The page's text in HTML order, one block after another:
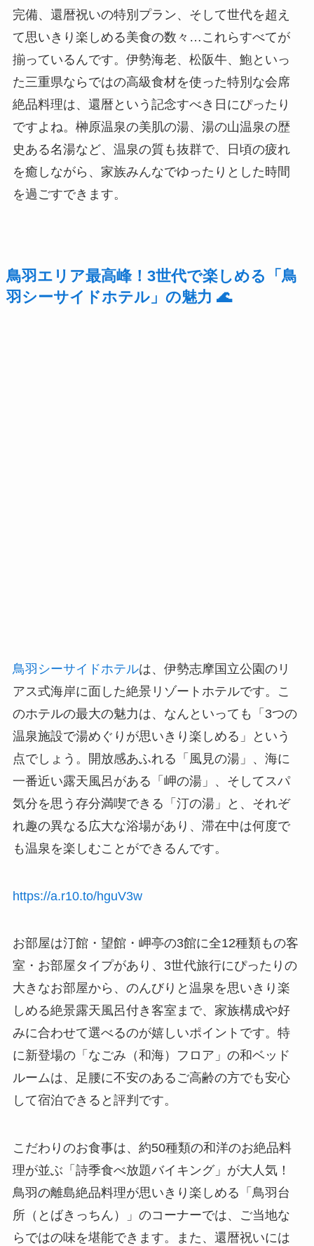
完備、還暦祝いの特別プラン、そして世代を超え
て思いきり楽しめる美食の数々…これらすべてが
揃っているんです。伊勢海老、松阪牛、鮑といっ
た三重県ならではの高級食材を使った特別な会席
絶品料理は、還暦という記念すべき日にぴったり
ですよね。榊原温泉の美肌の湯、湯の山温泉の歴
史ある名湯など、温泉の質も抜群で、日頃の疲れ
を癒しながら、家族みんなでゆったりとした時間
を過ごすできます。
鳥羽エリア最高峰！3世代で楽しめる「鳥
羽シーサイドホテル」の魅力 🌊
鳥羽シーサイドホテルは、伊勢志摩国立公園のリ
アス式海岸に面した絶景リゾートホテルです。こ
のホテルの最大の魅力は、なんといっても「3つの
温泉施設で湯めぐりが思いきり楽しめる」という
点でしょう。開放感あふれる「風見の湯」、海に
一番近い露天風呂がある「岬の湯」、そしてスパ
気分を思う存分満喫できる「汀の湯」と、それぞ
れ趣の異なる広大な浴場があり、滞在中は何度で
も温泉を楽しむことができるんです。
https://a.r10.to/hguV3w
お部屋は汀館・望館・岬亭の3館に全12種類もの客
室・お部屋タイプがあり、3世代旅行にぴったりの
大きなお部屋から、のんびりと温泉を思いきり楽
しめる絶景露天風呂付き客室まで、家族構成や好
みに合わせて選べるのが嬉しいポイントです。特
に新登場の「なごみ（和海）フロア」の和ベッド
ルームは、足腰に不安のあるご高齢の方でも安心
して宿泊できると評判です。
こだわりのお食事は、約50種類の和洋のお絶品料
理が並ぶ「詩季食べ放題バイキング」が大人気！
鳥羽の離島絶品料理が思いきり楽しめる「鳥羽台
所（とばきっちん）」のコーナーでは、ご当地な
らではの味を堪能できます。また、還暦祝いには